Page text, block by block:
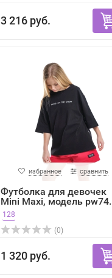
3 216 руб.
избранное сравнить
Футболка для девочек
Mini Maxi, модель
128
(0)
1 320 руб.